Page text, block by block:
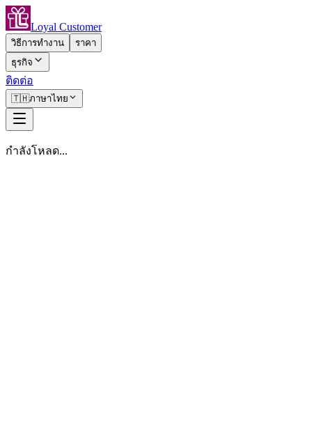
Loyal Customer
วิธีการทำงาน
ราคา
ธุรกิจ
ติดต่อ
🇹🇭ภาษาไทย
กำลังโหลด...